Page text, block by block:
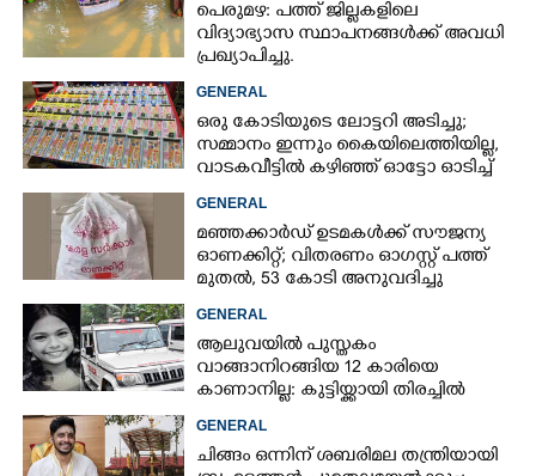
പെരുമഴ: പത്ത് ജില്ലകളിലെ
വിദ്യാഭ്യാസ സ്ഥാപനങ്ങൾക്ക് അവധി
പ്രഖ്യാപിച്ചു.
GENERAL
ഒരു കോടിയുടെ ലോട്ടറി അടിച്ചു;
സമ്മാനം ഇന്നും കൈയിലെത്തിയില്ല,
വാടകവീട്ടിൽ കഴിഞ്ഞ് ഓട്ടോ ഓടിച്ച്
73കാരൻ
GENERAL
മഞ്ഞക്കാർഡ് ഉടമകൾക്ക് സൗജന്യ
ഓണക്കിറ്റ്; വിതരണം ഓഗസ്റ്റ് പത്ത്
മുതൽ, 53 കോടി അനുവദിച്ചു
GENERAL
ആലുവയിൽ പുസ്തകം
വാങ്ങാനിറങ്ങിയ 12 കാരിയെ
കാണാനില്ല: കുട്ടിയ്ക്കായി തിരച്ചിൽ
GENERAL
ചിങ്ങം ഒന്നിന് ശബരിമല തന്ത്രിയായി